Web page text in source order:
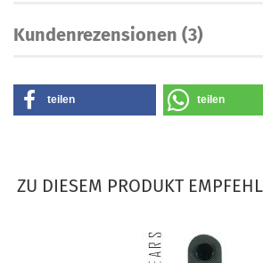
Kundenrezensionen (3)
teilen teilen
ZU DIESEM PRODUKT